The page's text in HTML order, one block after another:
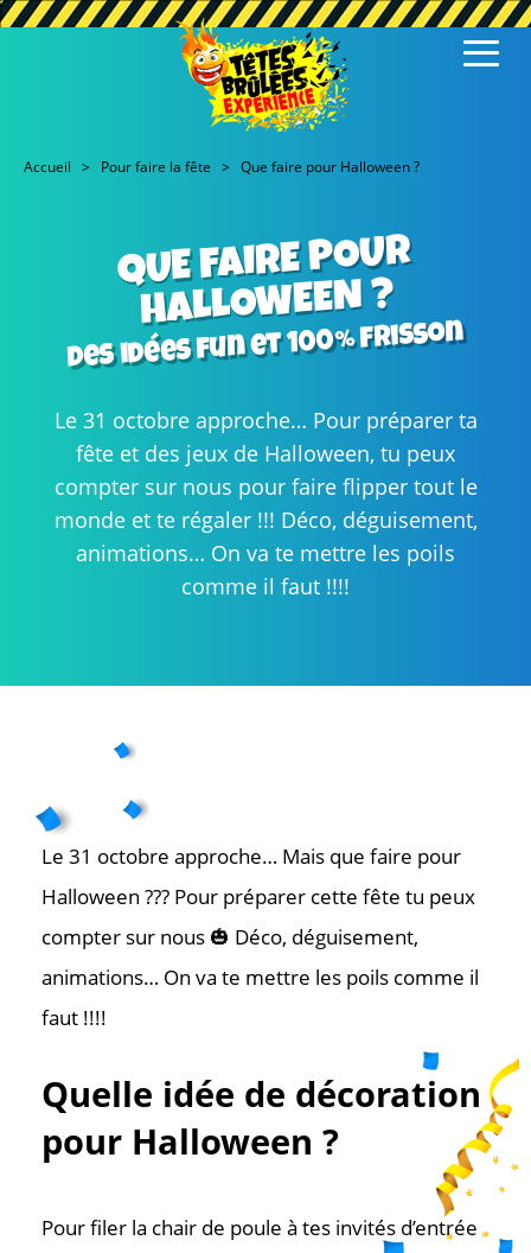
Accueil Pour faire la fête Que faire pour Halloween ?
QUE FAIRE POUR
HALLO
WEEN ?
des idées fun et 100% frisson
Le 31 octobre approche… Pour préparer ta
fête et des jeux de Halloween, tu peux
compter sur nous pour faire flipper tout le
monde et te régaler !!! Déco, déguisement,
animations… On va te mettre les poils
comme il faut !!!!
Le 31 octobre approche… Mais que faire pour
Halloween ??? Pour préparer cette fête tu peux
compter sur nous 🎃 Déco, déguisement,
animations… On va te mettre les poils comme il
faut !!!!
Quelle idée de décoration
pour Halloween ?
Pour filer la chair de poule à tes invités d’entrée